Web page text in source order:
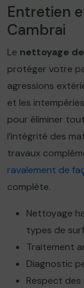
Entretien
Cambrai
Le nettoyage
protéger votre
agressions
et les
pour éliminer
l’intégrité des
travaux
ravalement de
complète.
Nettoyage
types de
Traitement
Diagnostic
Respect